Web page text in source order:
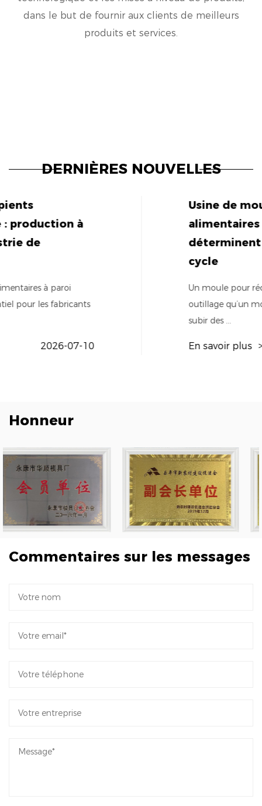
dans le but de fournir aux clients de meilleurs
produits et services.
DERNIÈRES NOUVELLES
Usine de moules pour récipients
alimentaires : les détails de la
déterminent le rendement et la
Un moule pour récipient alimentaire n’est pas le
outillage qu’un moule d’emballage générique.
En savoir plus
Honneur
Commentaires sur les messages